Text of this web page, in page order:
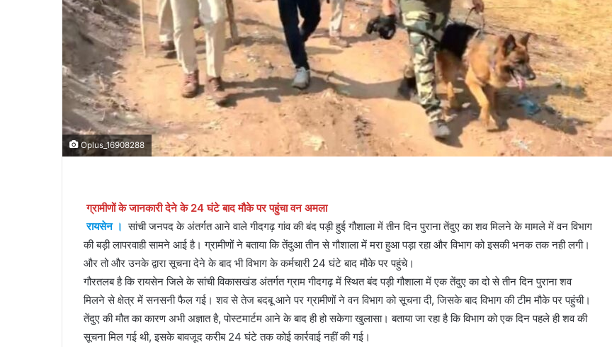
Oplus_16908288
ग्रामीणों के जानकारी देने के 24 घंटे बाद मौके पर पहुंचा वन अमला
रायसेन । सांची जनपद के अंतर्गत आने वाले गीदगढ़ गांव की बंद पड़ी हुई गौशाला में तीन दिन पुराना तेंदुए का शव मिलने के मामले में वन विभाग
की बड़ी लापरवाही सामने आई है। ग्रामीणों ने बताया कि तेंदुआ तीन से गौशाला में मरा हुआ पड़ा रहा और विभाग को इसकी भनक तक नही लगी।
और तो और उनके द्वारा सूचना देने के बाद भी विभाग के कर्मचारी 24 घंटे बाद मौके पर पहुंचे।
गौरतलब है कि रायसेन जिले के सांची विकासखंड अंतर्गत ग्राम गीदगढ़ में स्थित बंद पड़ी गौशाला में एक तेंदुए का दो से तीन दिन पुराना शव
मिलने से क्षेत्र में सनसनी फैल गई। शव से तेज बदबू आने पर ग्रामीणों ने वन विभाग को सूचना दी, जिसके बाद विभाग की टीम मौके पर पहुंची।
तेंदुए की मौत का कारण अभी अज्ञात है, पोस्टमार्टम आने के बाद ही हो सकेगा खुलासा। बताया जा रहा है कि विभाग को एक दिन पहले ही शव की
सूचना मिल गई थी, इसके बावजूद करीब 24 घंटे तक कोई कार्रवाई नहीं की गई।